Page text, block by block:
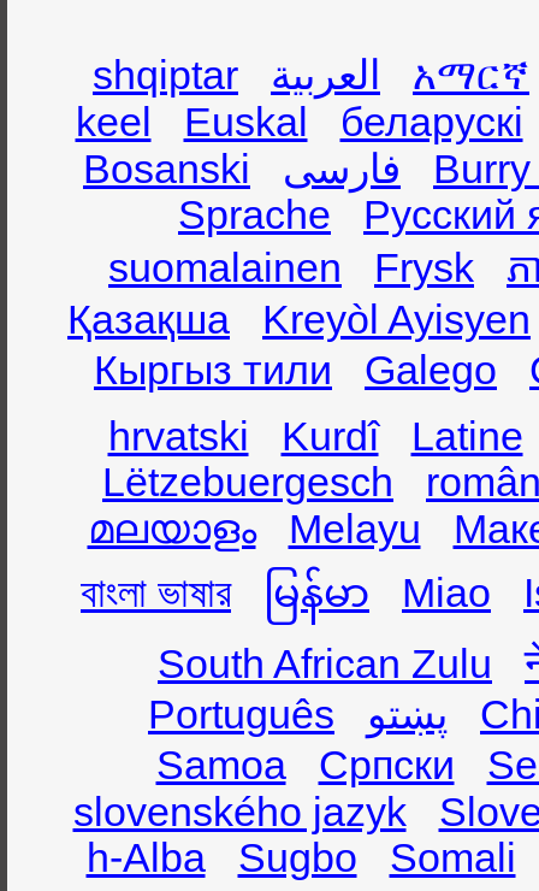
shqiptar العربية
አማርኛ
keel
Euskal
беларускі
Bosanski
فارسی
Sprache
Русский
suomalainen
Frysk
ភ
Қазақша
Kreyòl Ayisyen
Кыргыз тили
Galego
hrvatski
Kurdî
Latine
Lëtzebuergesch
മലയാളം
Melayu
বাংলা ভাষার
မြန်မာ Miao
South African Zulu
Português
پښتو
Samoa
Српски
slovenského jazyk
h-Alba
Sugbo
Somali